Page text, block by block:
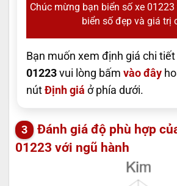
Chúc mừng bạn biển số xe
biển số đẹp và giá trị
Bạn muốn xem định giá chi tiết
01223 vui lòng bấm vào đây
nút Định giá ở phía dưới.
Đánh giá độ phù hợp
01223 với ngũ hành